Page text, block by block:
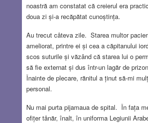
noastră am constatat că creierul era
doua zi și-a recăpătat cunoștința.
Au trecut câteva zile. Starea multor
ameliorat, printre ei și cea a căpitanului
scos suturile și văzând că starea lui o
să fie externat și dus într-un lagăr de
Înainte de plecare, rănitul a ținut să-mi
personal.
Nu mai purta pijamaua de spital. În fața
ofițer tânăr, înalt, în uniforma Legiunii